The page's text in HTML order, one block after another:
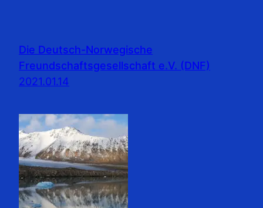
Die Deutsch-Norwegische
Freundschaftsgesellschaft e.V. (DNF)
2021.01.14